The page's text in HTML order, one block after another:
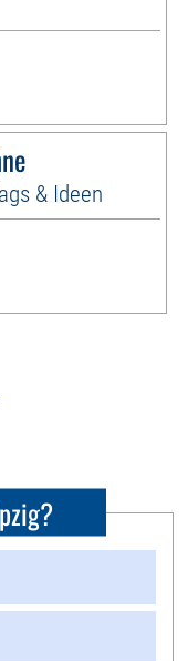
& Ideen